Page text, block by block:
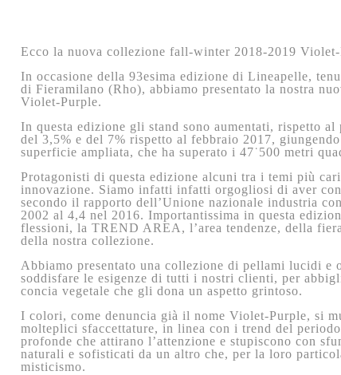
Ecco la nuova collezione fall-winter 2018-2019
In occasione della 93esima edizione di Lineapelle,
di Fieramilano (Rho), abbiamo presentato la nostra
Violet-Purple.
In questa edizione gli stand sono aumentati, rispetto
del 3,5% e del 7% rispetto al febbraio 2017,
superficie ampliata, che ha superato i 47˙500 metri
Protagonisti di questa edizione alcuni tra i temi più
innovazione. Siamo infatti infatti orgogliosi di aver
secondo il rapporto dell’Unione nazionale industria
2002 al 4,4 nel 2016. Importantissima in questa
flessioni, la TREND AREA, l’area tendenze, della
della nostra collezione.
Abbiamo presentato una collezione di pellami lucidi e
soddisfare le esigenze di tutti i nostri clienti, per
concia vegetale che gli dona un aspetto grintoso.
I colori, come denuncia già il nome Violet-Purple, si
molteplici sfaccettature, in linea con i trend del
profonde che attirano l’attenzione e stupiscono con
naturali e sofisticati da un altro che, per la loro
misticismo.